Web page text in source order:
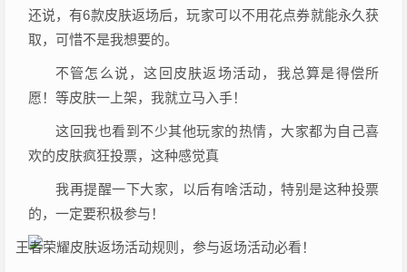
还说，有6款皮肤返场后，玩家可以不用花点券就能永久获
取，可惜不是我想要的。
不管怎么说，这回皮肤返场活动，我总算是得偿所
愿！等皮肤一上架，我就立马入手！
这回我也看到不少其他玩家的热情，大家都为自己喜
欢的皮肤疯狂投票，这种感觉真
我再提醒一下大家，以后有啥活动，特别是这种投票
的，一定要积极参与！